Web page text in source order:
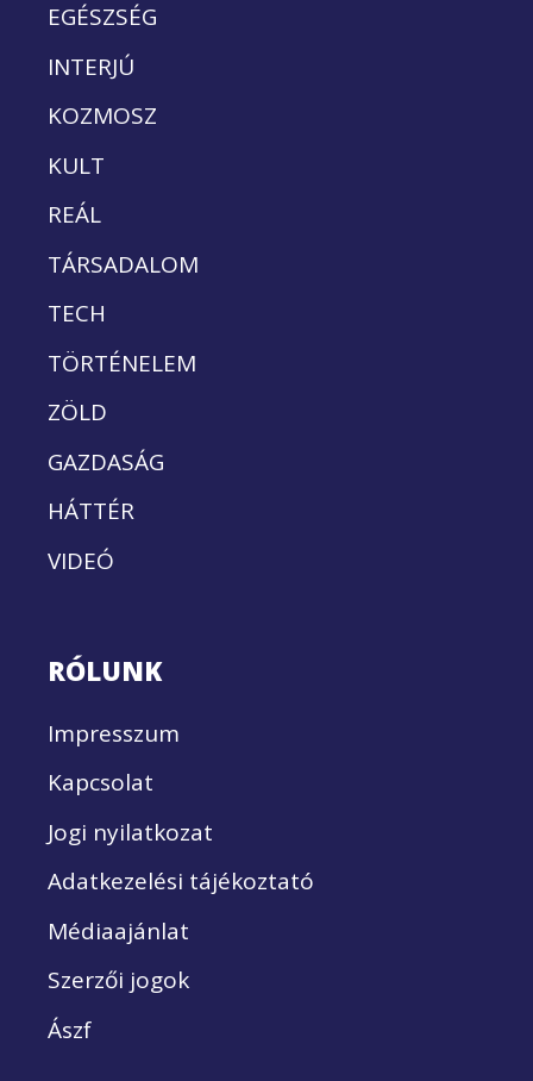
EGÉSZSÉG
INTERJÚ
KOZMOSZ
KULT
REÁL
TÁRSADALOM
TECH
TÖRTÉNELEM
ZÖLD
GAZDASÁG
HÁTTÉR
VIDEÓ
RÓLUNK
Impresszum
Kapcsolat
Jogi nyilatkozat
Adatkezelési tájékoztató
Médiaajánlat
Szerzői jogok
Ászf